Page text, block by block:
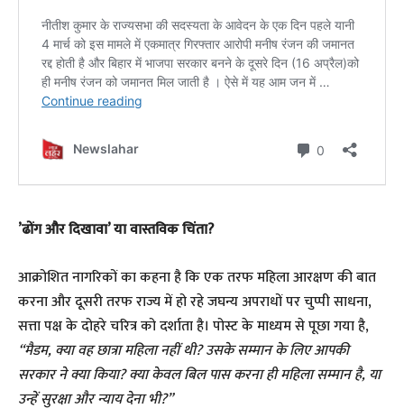
​’ढोंग और दिखावा’ या वास्तविक चिंता?
​आक्रोशित नागरिकों का कहना है कि एक तरफ महिला आरक्षण की बात
करना और दूसरी तरफ राज्य में हो रहे जघन्य अपराधों पर चुप्पी साधना,
सत्ता पक्ष के दोहरे चरित्र को दर्शाता है। पोस्ट के माध्यम से पूछा गया है,
“मैडम, क्या वह छात्रा महिला नहीं थी? उसके सम्मान के लिए आपकी
सरकार ने क्या किया? क्या केवल बिल पास करना ही महिला सम्मान है, या
उन्हें सुरक्षा और न्याय देना भी?”